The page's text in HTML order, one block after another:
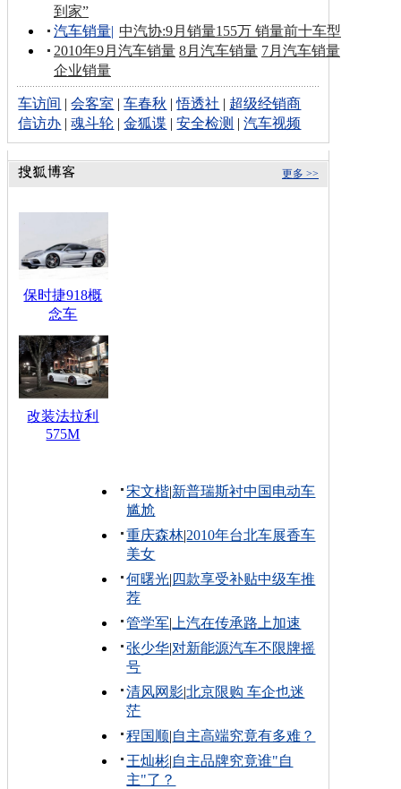
到家”
汽车销量| 中汽协:9月销量155万 销量前十车型
2010年9月汽车销量 8月汽车销量 7月汽车销量
企业销量
车访间 |会客室 |车春秋 |悟透社 | 超级经销商
信访办 |魂斗轮 |金狐谍 |安全检测 |汽车视频
更多 >>
保时捷918概
念车
改装法拉利
575M
宋文楷|新普瑞斯衬中国电动车
尴尬
重庆森林|2010年台北车展香车
美女
何曙光| 四款享受补贴中级车推
荐
管学军| 上汽在传承路上加速
张少华|对新能源汽车不限牌摇
号
清风网影|北京限购 车企也迷
茫
程国顺|自主高端究竟有多难？
王灿彬|自主品牌究竟谁"自
主"了？